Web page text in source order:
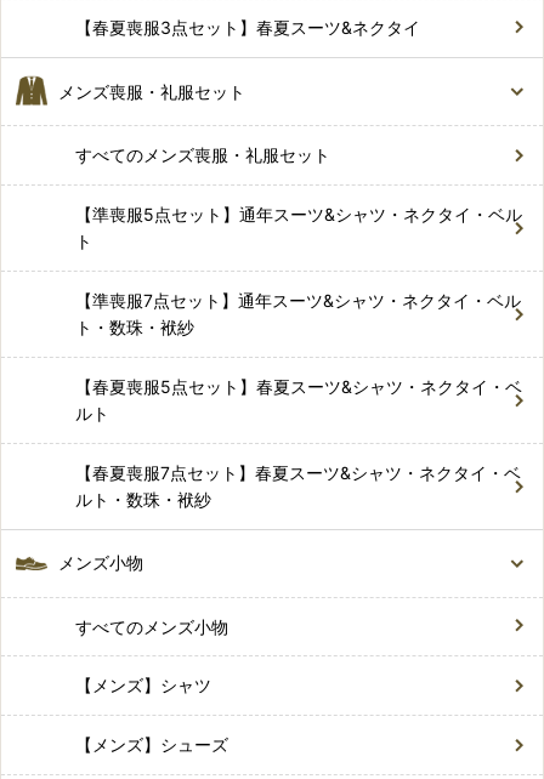
【春夏喪服3点セット】春夏スーツ&ネクタイ
メンズ喪服・礼服セット
すべてのメンズ喪服・礼服セット
【準喪服5点セット】通年スーツ&シャツ・ネクタイ・ベル
ト
【準喪服7点セット】通年スーツ&シャツ・ネクタイ・ベル
ト・数珠・袱紗
【春夏喪服5点セット】春夏スーツ&シャツ・ネクタイ・ベ
ルト
【春夏喪服7点セット】春夏スーツ&シャツ・ネクタイ・ベ
ルト・数珠・袱紗
メンズ小物
すべてのメンズ小物
【メンズ】シャツ
【メンズ】シューズ